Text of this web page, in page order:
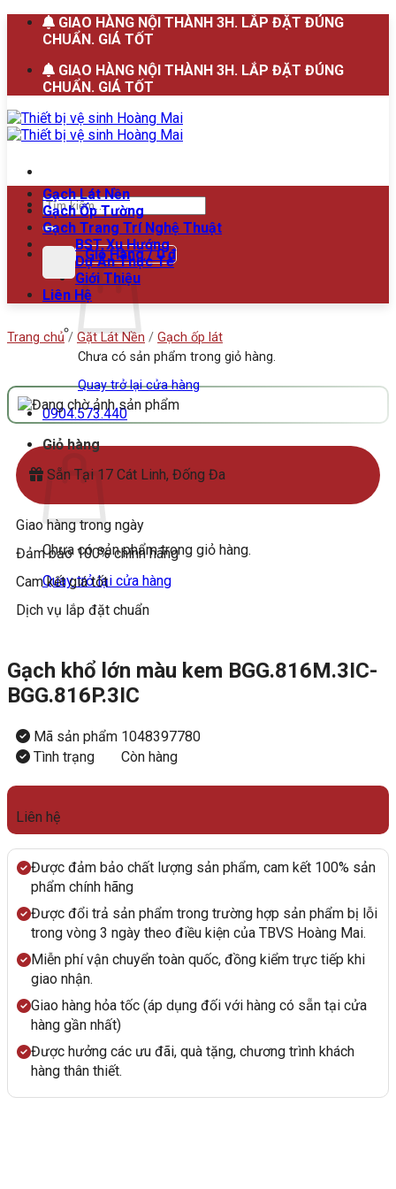
dung
GIAO HÀNG NỘI THÀNH 3H. LẮP ĐẶT ĐÚNG
CHUẨN. GIÁ TỐT
GIAO HÀNG NỘI THÀNH 3H. LẮP ĐẶT ĐÚNG
CHUẨN. GIÁ TỐT
Tìm
kiếm:
Giỏ Hàng /0₫
Chưa có sản phẩm trong giỏ hàng.
Quay trở lại cửa hàng
0904.573.440
Giỏ hàng
Chưa có sản phẩm trong giỏ hàng.
Quay trở lại cửa hàng
Gạch Lát Nền
Gạch Ốp Tường
Gạch Trang Trí Nghệ Thuật
BST Xu Hướng
Dự Án Thực Tế
Giới Thiệu
Liên Hệ
Trang chủ / Gặt Lát Nền / Gạch ốp lát
Sẵn Tại 17 Cát Linh, Đống Đa
Giao hàng trong ngày
Đảm bảo 100% chính hãng
Cam kết giá tốt
Dịch vụ lắp đặt chuẩn
Gạch khổ lớn màu kem BGG.816M.3IC-
BGG.816P.3IC
Mã sản phẩm 1048397780
Tình trạng
Còn hàng
Liên hệ
Được đảm bảo chất lượng sản phẩm, cam kết 100% sản
phẩm chính hãng
Được đổi trả sản phẩm trong trường hợp sản phẩm bị lỗi
trong vòng 3 ngày theo điều kiện của TBVS Hoàng Mai.
Miễn phí vận chuyển toàn quốc, đồng kiểm trực tiếp khi
giao nhận.
Giao hàng hỏa tốc (áp dụng đối với hàng có sẵn tại cửa
hàng gần nhất)
Được hưởng các ưu đãi, quà tặng, chương trình khách
hàng thân thiết.